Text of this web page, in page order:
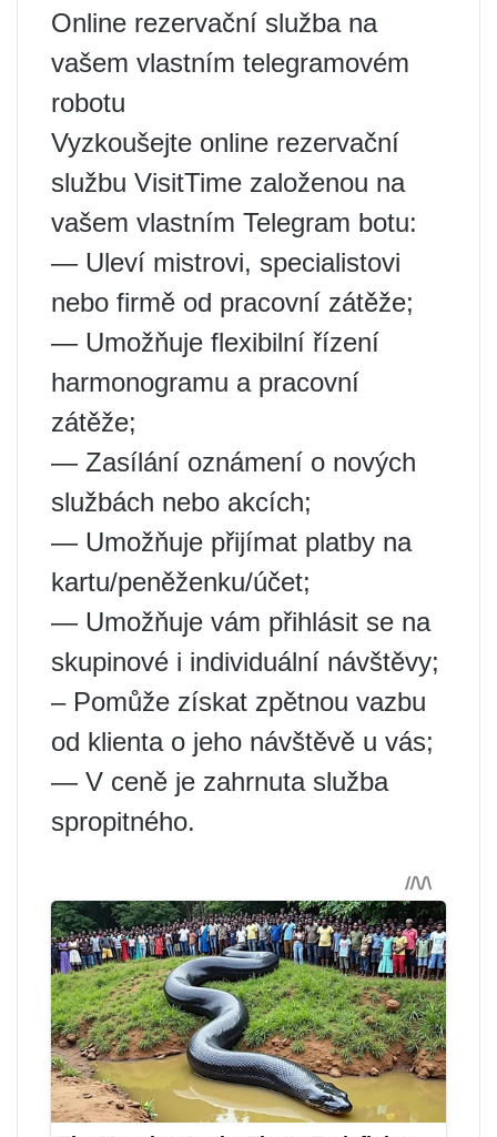
Online rezervační služba na
vašem vlastním telegramovém
robotu
Vyzkoušejte online rezervační
službu VisitTime založenou na
vašem vlastním Telegram botu:
— Uleví mistrovi, specialistovi
nebo firmě od pracovní zátěže;
— Umožňuje flexibilní řízení
harmonogramu a pracovní
zátěže;
— Zasílání oznámení o nových
službách nebo akcích;
— Umožňuje přijímat platby na
kartu/peněženku/účet;
— Umožňuje vám přihlásit se na
skupinové i individuální návštěvy;
– Pomůže získat zpětnou vazbu
od klienta o jeho návštěvě u vás;
— V ceně je zahrnuta služba
spropitného.